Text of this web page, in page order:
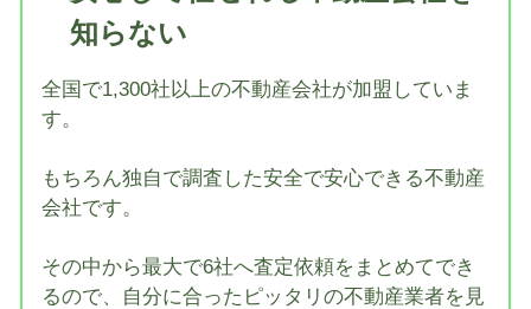
知らない
全国で1,300社以上の不動産会社が加盟していま
す。
もちろん独自で調査した安全で安心できる不動産
会社です。
その中から最大で6社へ査定依頼をまとめてでき
るので、自分に合ったピッタリの不動産業者を見